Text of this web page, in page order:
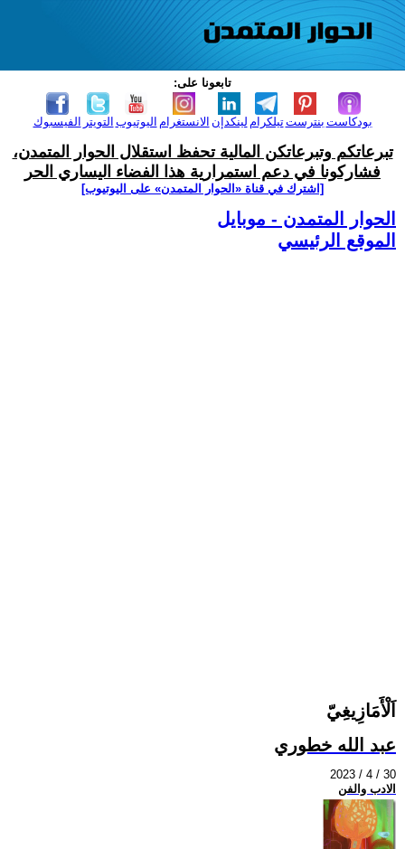
تابعونا على:
الفيسبوك التويتر اليوتيوب الانستغرام لينكدإن تيلكرامبنترست بودكاست
تبرعاتكم وتبرعاتكن المالية تحفظ استقلال الحوار المتمدن،
فشاركونا في دعم استمرارية هذا الفضاء اليساري الحر
[اشترك في قناة ‫«الحوار المتمدن» على اليوتيوب]
الحوار المتمدن - موبايل
الموقع الرئيسي
اَلْأَمَازِيغِيّ
عبد الله خطوري
2023 / 4 / 30
الادب والفن